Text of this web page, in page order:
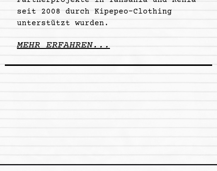
seit 2008 durch Kipepeo-Clothing
unterstützt wurden.
MEHR ERFAHREN...